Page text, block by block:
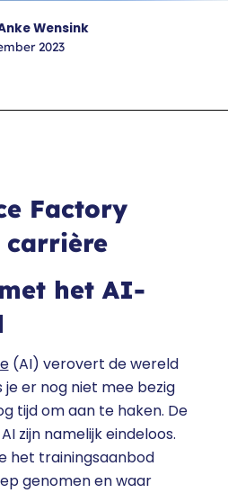
Wensink
2023
Factory
carrière
het AI-
(AI) verovert de wereld
er nog niet mee bezig
tijd om aan te haken. De
zijn namelijk eindeloos.
het trainingsaanbod
genomen en waar